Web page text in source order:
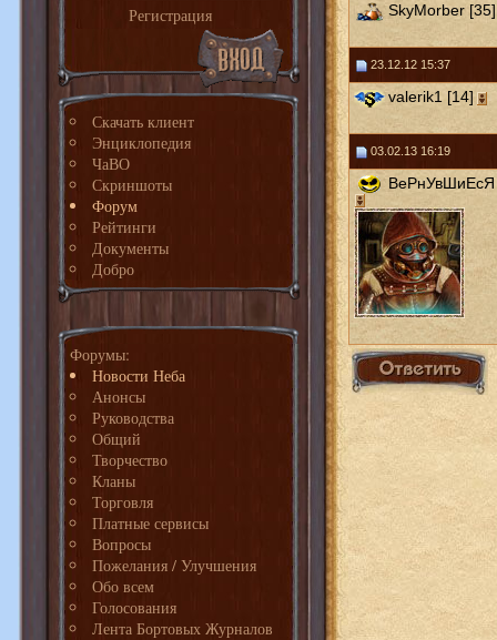
Регистрация
Скачать клиент
Энциклопедия
ЧаВО
Скриншоты
Форум
Рейтинги
Документы
Добро
Форумы:
Новости Неба
Анонсы
Руководства
Общий
Творчество
Кланы
Торговля
Платные сервисы
Вопросы
Пожелания / Улучшения
Обо всем
Голосования
Лента Бортовых Журналов
SkyMorber [35]
23.12.12 15:37
valerik1 [14]
03.02.13 16:19
ВеРнУвШиЕсЯ